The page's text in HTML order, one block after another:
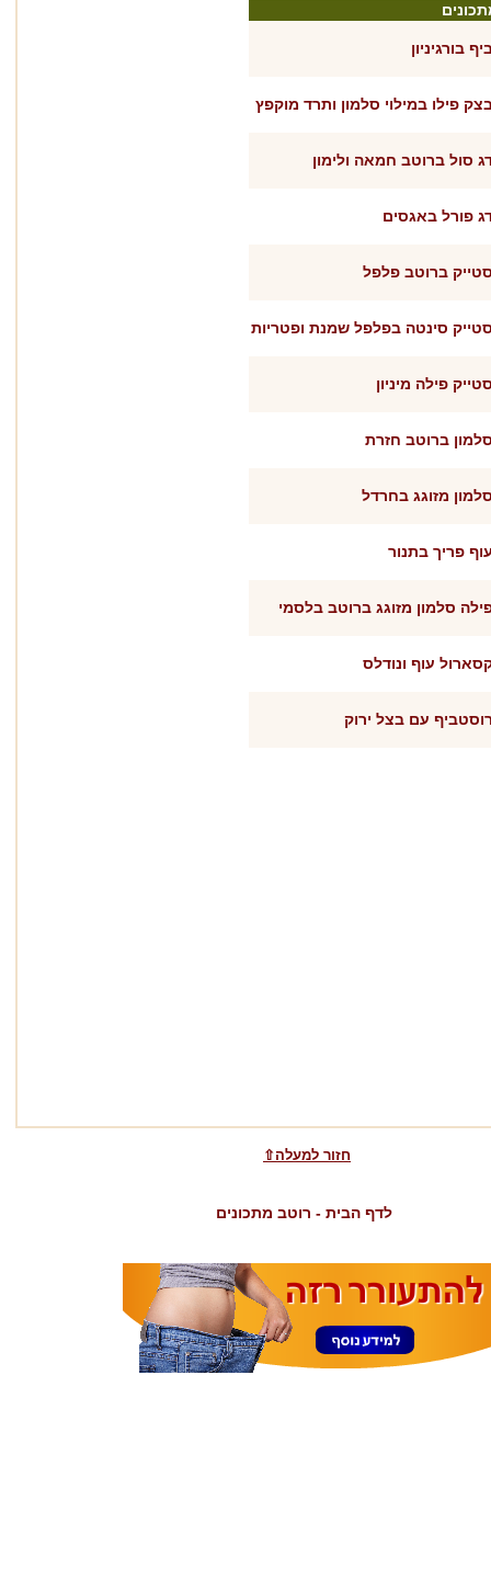
בורגיניון
פילו במילוי סלמון ותרד מוקפץ
סול ברוטב חמאה ולימון
פורל באגסים
ברוטב פלפל
סינטה בפלפל שמנת ופטריות
פילה מיניון
ברוטב חזרת
מזוגג בחרדל
פריך בתנור
סלמון מזוגג ברוטב בלסמי
עוף ונודלס
עם בצל ירוק
⇧חזור למעלה
לדף הבית - רוטב מתכונים